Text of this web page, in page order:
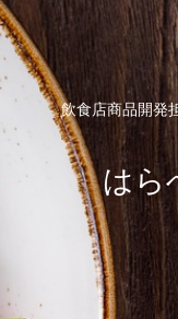
飲食店商品開発
はら